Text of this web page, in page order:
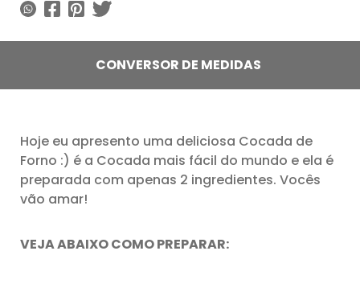
CONVERSOR DE MEDIDAS
Hoje eu apresento uma deliciosa Cocada de
Forno :) é a Cocada mais fácil do mundo e ela é
preparada com apenas 2 ingredientes. Vocês
vão amar!
VEJA ABAIXO COMO PREPARAR: